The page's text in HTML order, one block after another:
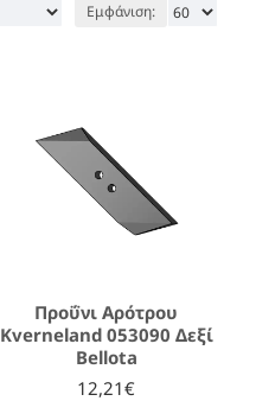
Εμφάνιση:
Προΰνι Αρότρου
Kverneland 053090 Δεξί
Bellota
12,21€